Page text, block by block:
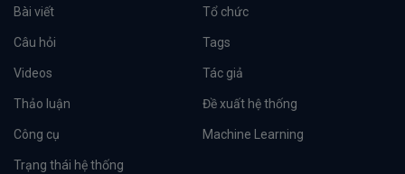
Bài viết Tổ chức
Câu hỏi Tags
Videos Tác giả
Thảo luận Đề xuất hệ thống
Công cụ Machine Learning
Trạng thái hệ thống